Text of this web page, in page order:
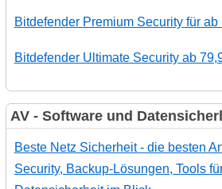
Bitdefender Premium Security für
Bitdefender Ultimate Security ab
AV - Software und
Beste Netz Sicherheit - die besten
Security, Backup-Lösungen, Tools